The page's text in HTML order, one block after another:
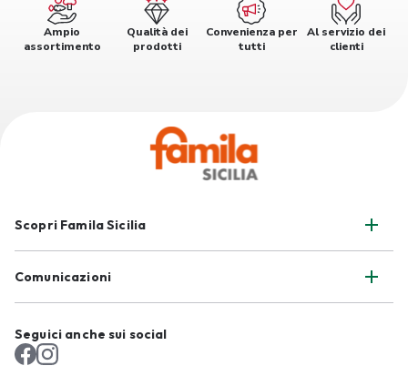
Ampio
assortimento
Qualità dei
prodotti
Convenienza per
tutti
Al servizio dei
clienti
Scopri Famila Sicilia
Comunicazioni
Seguici anche sui social